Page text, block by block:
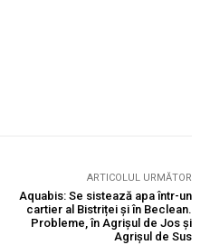
ARTICOLUL URMĂTOR
Aquabis: Se sistează apa într-un
cartier al Bistriței și în Beclean.
Probleme, în Agrișul de Jos și
Agrișul de Sus